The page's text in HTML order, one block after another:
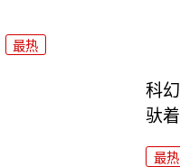
最热
科
驮
最热